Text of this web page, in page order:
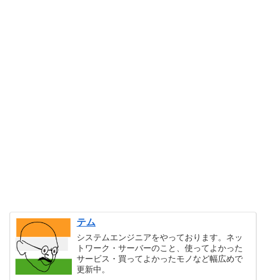
テム
システムエンジニアをやっております。ネッ
トワーク・サーバーのこと、使ってよかった
サービス・買ってよかったモノなど幅広めで
更新中。